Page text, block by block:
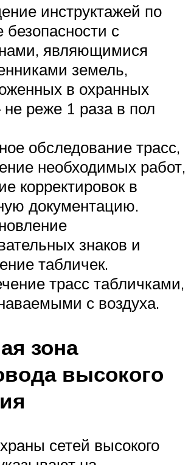
инструктажей по
безопасности с
являющимися
земель,
в охранных
не реже 1 раза в пол
обследование трасс,
необходимых работ,
корректировок в
документацию.
знаков и
табличек.
трасс табличками,
с воздуха.
зона
высокого
сетей высокого